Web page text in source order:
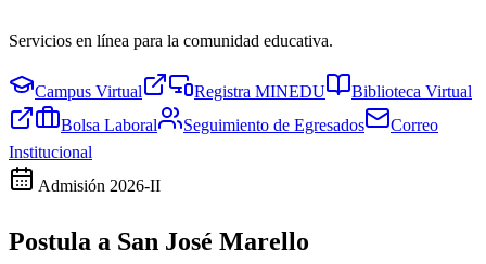
Servicios en línea para la comunidad educativa.
Campus Virtual Registra MINEDU
Biblioteca Virtual
Bolsa Laboral
Seguimiento de Egresados
Correo
Institucional
Admisión 2026-II
Postula a San José Marello